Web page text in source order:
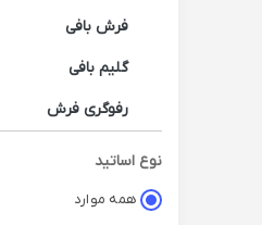
فرش بافی
گلیم بافی
رفوگری فرش
مکرمه بافی
نوع اساتید
همه موارد